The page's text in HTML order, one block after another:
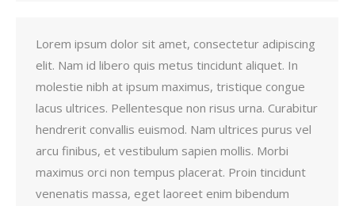
Lorem ipsum dolor sit amet, consectetur adipiscing
elit. Nam id libero quis metus tincidunt aliquet. In
molestie nibh at ipsum maximus, tristique congue
lacus ultrices. Pellentesque non risus urna. Curabitur
hendrerit convallis euismod. Nam ultrices purus vel
arcu finibus, et vestibulum sapien mollis. Morbi
maximus orci non tempus placerat. Proin tincidunt
venenatis massa, eget laoreet enim bibendum